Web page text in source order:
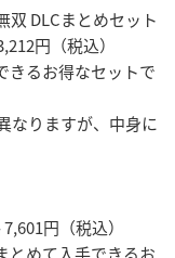
双 DLCまとめセット
円（税込）
きるお得なセットで
なりますが、中身に
円（税込）
とめて入手できるお